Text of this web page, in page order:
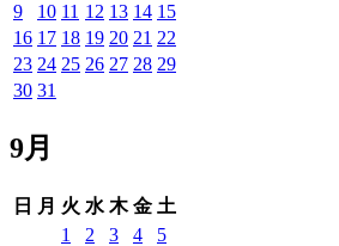
9
10 11 12 13 14 15
16 17 18 19 20 21 22
23 24 25 26 27 28 29
30 31
9月
日 月 火 水 木 金 土
1
2 3 4
5